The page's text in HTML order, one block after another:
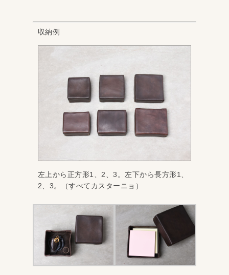
収納例
左上から正方形1、2、3。左下から長方形1、
2、3。（すべてカスターニョ）